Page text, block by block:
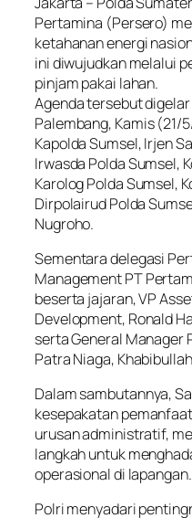
Pertamina (Persero)
ketahanan energi
ini diwujudkan melalui
pinjam pakai lahan.
Agenda tersebut
Palembang, Kamis (21/
Kapolda Sumsel, Irjen
Irwasda Polda Sumsel,
Karolog Polda Sumsel,
Dirpolairud Polda
Nugroho.
Sementara delegasi
Management PT
beserta jajaran, VP
Development, Ronald
serta General Manager
Patra Niaga,
Dalam sambutannya,
kesepakatan
urusan administratif,
langkah untuk
operasional di lapangan.
Polri menyadari